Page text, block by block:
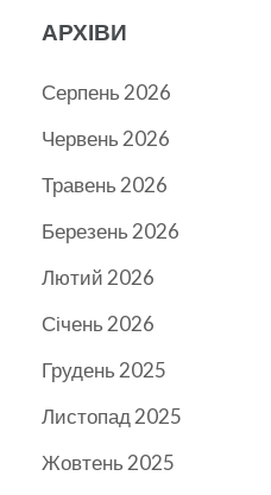
АРХІВИ
Серпень 2026
Червень 2026
Травень 2026
Березень 2026
Лютий 2026
Січень 2026
Грудень 2025
Листопад 2025
Жовтень 2025